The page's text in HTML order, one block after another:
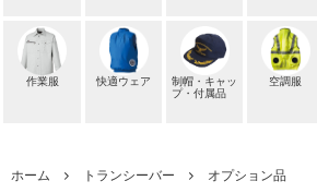
作業服 快適ウェア
制帽・キャッ
プ・付属品
空調服
ホーム トランシーバー オプション品